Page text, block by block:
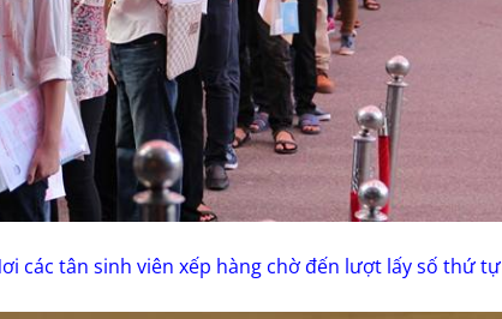
các tân sinh viên xếp hàng chờ đến lượt lấy số thứ tự